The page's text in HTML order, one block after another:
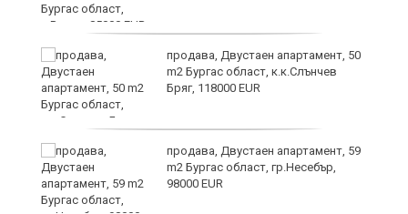
продава, Двустаен апартамент, 50
m2 Бургас област, к.к.Слънчев
Бряг, 118000 EUR
продава, Двустаен апартамент, 59
m2 Бургас област, гр.Несебър,
98000 EUR